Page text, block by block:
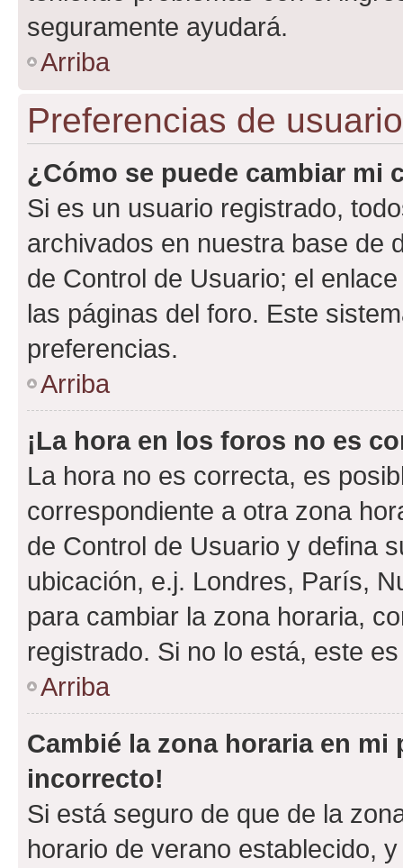
seguramente ayudará.
Arriba
Preferencias de
¿Cómo se puede cambiar mi
Si es un usuario registrado,
archivados en nuestra base de
de Control de Usuario; el
las páginas del foro. Este
preferencias.
Arriba
¡La hora en los foros no es
La hora no es correcta, es
correspondiente a otra zona
de Control de Usuario y defina
ubicación, e.j. Londres, París,
para cambiar la zona horaria,
registrado. Si no lo está, este
Arriba
Cambié la zona horaria en
incorrecto!
Si está seguro de que de la
horario de verano establecido,